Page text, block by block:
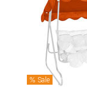
Sale